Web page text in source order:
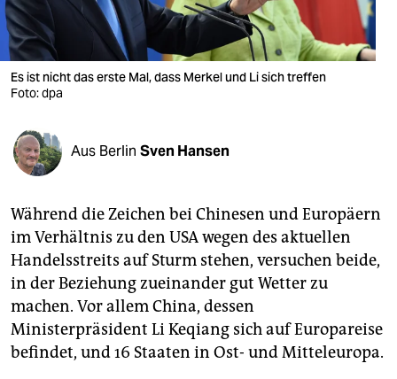
verlag
verlag
veranstaltungen
shop
fragen & hilfe
unterstützen
abo
genossenschaft
epaper login
Es ist nicht das erste Mal, dass Merkel und Li sich treffen
Foto: dpa
Aus Berlin Sven Hansen
Während die Zeichen bei Chinesen und Europäern
im Verhältnis zu den USA wegen des aktuellen
Handelsstreits auf Sturm stehen, versuchen beide,
in der Beziehung zueinander gut Wetter zu
machen. Vor allem China, dessen
Ministerpräsident Li Keqiang sich auf Europareise
befindet, und 16 Staaten in Ost- und Mitteleuropa.